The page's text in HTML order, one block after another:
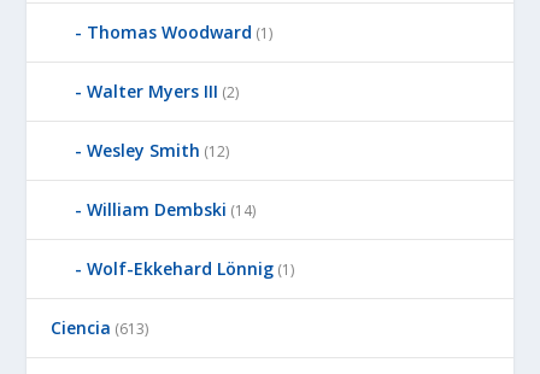
Thomas Woodward (1)
Walter Myers III (2)
Wesley Smith (12)
William Dembski (14)
Wolf-Ekkehard Lönnig (1)
Ciencia (613)